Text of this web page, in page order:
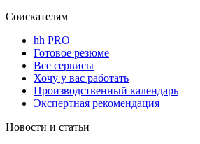
Соискателям
hh PRO
Готовое резюме
Все сервисы
Хочу у вас работать
Производственный календарь
Экспертная рекомендация
Новости и статьи